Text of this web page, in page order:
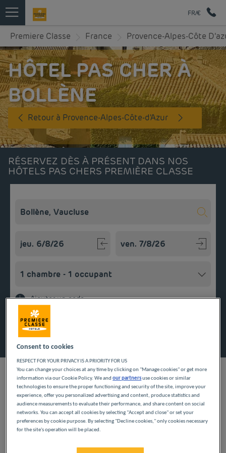
FR/€
Premiere Classe France Provence-Alpes-Côte
HÔTEL PAS CHER À
BOLLÈNE
Retour à Provence-Alpes-Côte-d'Azur
RÉSERVEZ DÈS À PRÉSENT DANS NOS
HÔTELS PAS CHERS PREMIÈRE CLASSE
Ajouter un code
Découvrez nos hôtels pas chers Première Classe en région
Provence-Alpes-Côte d’Azur dans le département du Vaucluse.
Ils vous proposent de nombreux services : un accès wifi
proximité avec le centre-ville d'Avignon et des autres villes à
Consent to cookies
RESPECT FOR YOUR PRIVACY IS A PRIORITY FOR US
You can change your choices at any time by clicking on "Manage cookies" or get more
information via our Cookie Policy. We andour partnersuse cookies or similar
technologies to ensure the proper functioning and security of the site, improve your
experience, offer you personalized advertising and content, produce statistics and
audience measurements to evaluate their performance, and share content on social
networks. You can accept all cookies by selecting "Accept and close" or set your
preferences by cookie purpose. By selecting "Decline cookies," only cookies necessary
for the site's operation will be placed.